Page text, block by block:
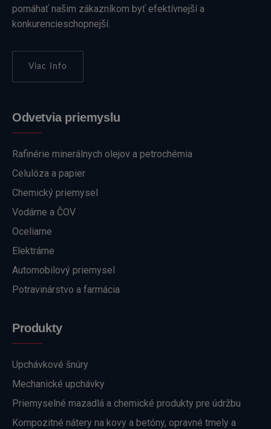
pomáhať našim zákazníkom byť efektívnejší a
konkurencieschopnejší.
Viac Info
Odvetvia priemyslu
Rafinérie minerálnych olejov a petrochémia
Celulóza a papier
Chemický priemysel
Vodárne a ČOV
Oceliarne
Elektrárne
Automobilový priemysel
Potravinárstvo a farmácia
Produkty
Upchávkové šnúry
Mechanické upchávky
Priemyselné mazadlá a chemické produkty pre údržbu
Kompozitné nátery na kovy a betóny, opravné tmely a